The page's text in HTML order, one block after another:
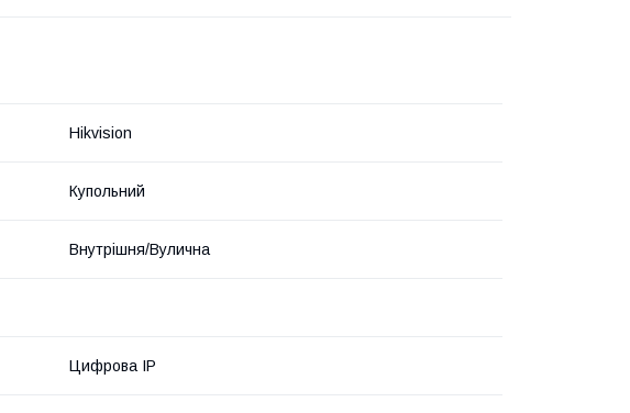
Hikvision
Купольний
Внутрішня/Вулична
Цифрова ІР